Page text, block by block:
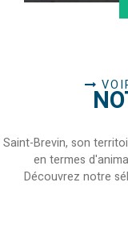
Saint-Brevin, son
en termes
Découvrez notre